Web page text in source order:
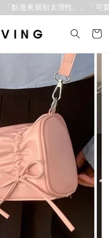
「點進來就別太理性。」「可愛